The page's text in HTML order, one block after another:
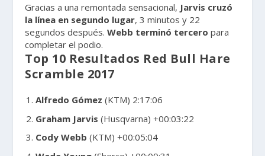
Gracias a una remontada sensacional, Jarvis cruzó
la línea en segundo lugar, 3 minutos y 22
segundos después.Webb terminó tercero para
completar el podio.
Top 10 Resultados Red Bull Hare
Scramble 2017
Alfredo Gómez (KTM) 2:17:06
Graham Jarvis (Husqvarna) +00:03:22
Cody Webb (KTM) +00:05:04